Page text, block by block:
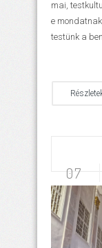
mai,
e
testünk a
07